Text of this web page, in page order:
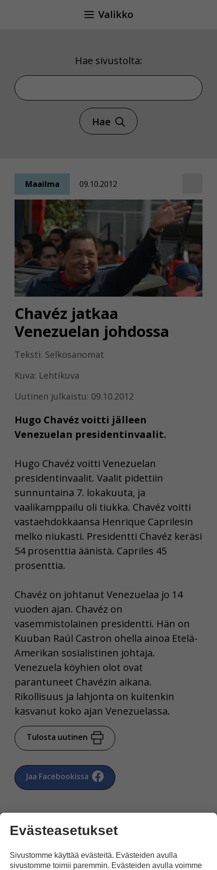
Valikko
Hae sivustolta:
Hae sivustolta
Hae
Maailma 09.10.2012
Chavéz jatkaa
Venezuelan johdossa
Teksti: Selkosanomat
Kuva: Lehtikuva
Uutinen julkaistu: 09.10.2012
Hugo Chavéz voitti jälleen
Venezuelan presidentinvaalit.
Hugo Chavéz voitti Venezuelan
presidentinvaalit. Vaalit pidettiin
sunnuntaina 7. lokakuuta, ja
vaalikamppailu oli tiukka. Chavéz voitti
vastaehdokkaansa Henrique Caprilesin
melko niukasti. Presidentti Chavéz keräsi
54 prosenttia äänistä. Capriles 45
prosenttia.
Chavéz on johtanut Venezuelaa jo 14
vuoden ajan. Chavéz on
vasemmistolainen presidentti. Hän on
Kuuban Raúl Castron ohella ainoa Etelä-
Amerikan sosialistinen johtaja.
Venezuela köyhien olot ovat
parantuneet Chavézin aikana.
Rikollisuus ja lahjonta on kuitenkin
kasvanut koko ajan Venezuelassa.
Tulosta uutinen
Jaa Facebookissa
Kommentoi
Evästeasetukset
Sivustomme käyttää evästeitä. Evästeiden avulla
sivustomme toimii paremmin. Evästeiden avulla voimme